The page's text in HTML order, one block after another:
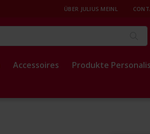
ÜBER JULIUS MEINL
Accessoires Produkte